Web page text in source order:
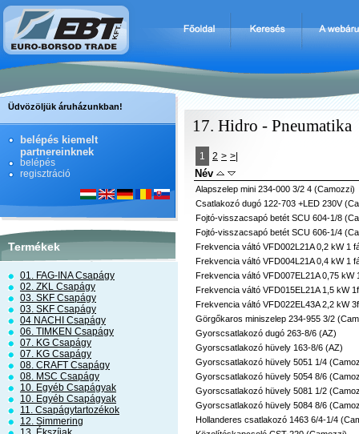
Üdvözöljük áruházunkban!
belépés kiemelt
partnereinknek
belépés
regisztráció
Termékek
01. FAG-INA Csapágy
02. ZKL Csapágy
03. SKF Csapágy
03. SKF Csapágy
04 NACHI Csapágy
06. TIMKEN Csapágy
07. KG Csapágy
07. KG Csapágy
08. CRAFT Csapágy
08. MSC Csapágy
10. Egyéb Csapágyak
10. Egyéb Csapágyak
11. Csapágytartozékok
12. Simmering
17. Hidro - Pneumatika
1 2 > >|
Név
Alapszelep mini 234-000 3/2 4 (Camozzi)
Csatlakozó dugó 122-703 +LED 230V
Fojtó-visszacsapó betét SCU 604-1/8
Fojtó-visszacsapó betét SCU 606-1/4
Frekvencia váltó VFD002L21A 0,2 kW 1
Frekvencia váltó VFD004L21A 0,4 kW 1
Frekvencia váltó VFD007EL21A 0,75 kW
Frekvencia váltó VFD015EL21A 1,5 kW
Frekvencia váltó VFD022EL43A 2,2 kW
Görgőkaros miniszelep 234-955 3/2
Gyorscsatlakozó dugó 263-8/6 (AZ)
Gyorscsatlakozó hüvely 163-8/6 (AZ)
Gyorscsatlakozó hüvely 5051 1/4
Gyorscsatlakozó hüvely 5054 8/6
Gyorscsatlakozó hüvely 5081 1/2
Gyorscsatlakozó hüvely 5084 8/6
Hollanderes csatlakozó 1463 6/4-1/4